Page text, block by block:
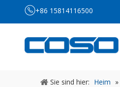
+86 15814116500
Sie sind hier: Heim »